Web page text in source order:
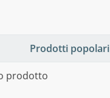
Prodotti popolari
prodotto